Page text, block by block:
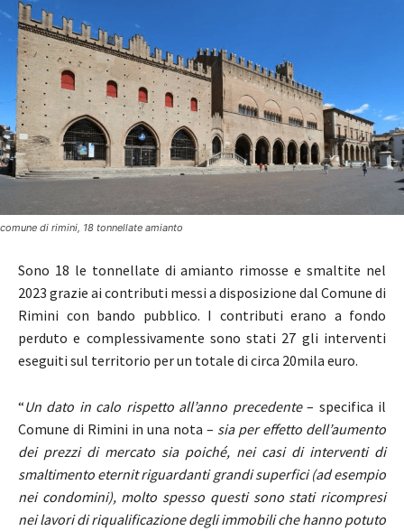
comune di rimini, 18 tonnellate amianto
Sono 18 le tonnellate di amianto rimosse e smaltite nel
2023 grazie ai contributi messi a disposizione dal Comune di
Rimini con bando pubblico. I contributi erano a fondo
perduto e complessivamente sono stati 27 gli interventi
eseguiti sul territorio per un totale di circa 20mila euro.
“Un dato in calo rispetto all’anno precedente– specifica il
Comune di Rimini in una nota – sia per effetto dell’aumento
dei prezzi di mercato sia poiché, nei casi di interventi di
smaltimento eternit riguardanti grandi superfici (ad esempio
nei condomini), molto spesso questi sono stati ricompresi
nei lavori di riqualificazione degli immobili che hanno potuto